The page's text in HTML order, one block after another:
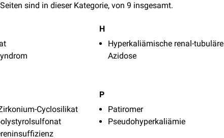
sind in dieser Kategorie, von 9 insgesamt.
H
Hyperkaliämische renal-tubuläre
Azidose
Cyclosilikat
P
Patiromer
Pseudohyperkaliämie